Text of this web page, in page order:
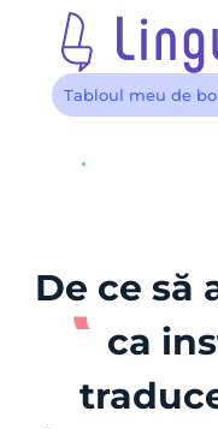
Tabloul meu de
De ce să
ca